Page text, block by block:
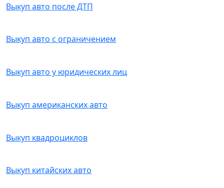
Выкуп авто после ДТП
Выкуп авто с ограничением
Выкуп авто у юридических лиц
Выкуп американских авто
Выкуп квадроциклов
Выкуп китайских авто